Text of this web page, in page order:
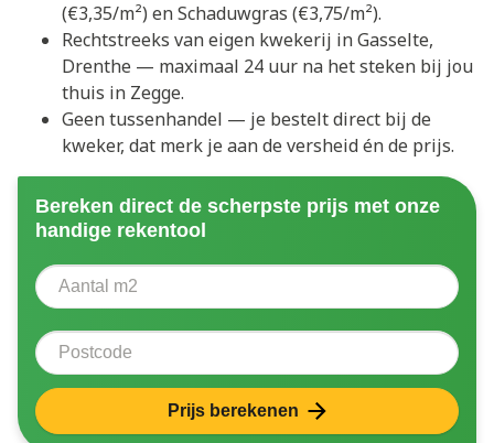
(€3,35/m²) en Schaduwgras (€3,75/m²).
Rechtstreeks van eigen kwekerij in Gasselte,
Drenthe — maximaal 24 uur na het steken bij jou
thuis in Zegge.
Geen tussenhandel — je bestelt direct bij de
kweker, dat merk je aan de versheid én de prijs.
Bereken direct de scherpste prijs met onze
handige rekentool
Aantal vierkante meter
Postcode
Prijs berekenen